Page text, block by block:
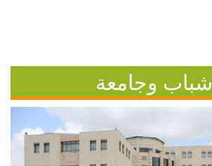
شباب وجامعة